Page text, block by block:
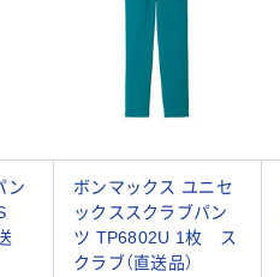
ン
ボンマックス ユニセ
ックススクラブパン
ツ TP6802U 1枚 ス
クラブ（直送品）